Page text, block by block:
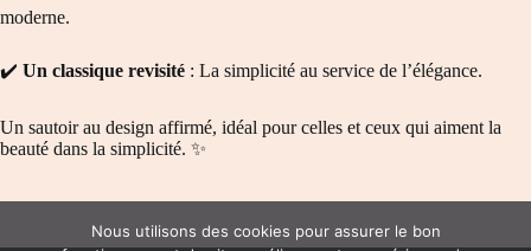
moderne.
✔️ Un classique revisité : La simplicité au service de l’élégance.
Un sautoir au design affirmé, idéal pour celles et ceux qui aiment la
beauté dans la simplicité. ✨
Nous utilisons des cookies pour assurer le bon